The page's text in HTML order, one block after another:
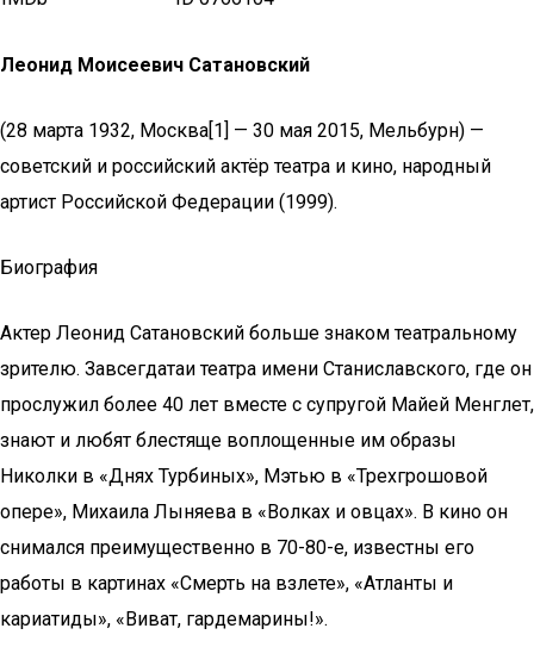
Леонид Моисеевич Сатановский
(28 марта 1932, Москва[1] — 30 мая 2015, Мельбурн) —
советский и российский актёр театра и кино, народный
артист Российской Федерации (1999).
Биография
Актер Леонид Сатановский больше знаком театральному
зрителю. Завсегдатаи театра имени Станиславского, где он
прослужил более 40 лет вместе с супругой Майей Менглет,
знают и любят блестяще воплощенные им образы
Николки в «Днях Турбиных», Мэтью в «Трехгрошовой
опере», Михаила Лыняева в «Волках и овцах». В кино он
снимался преимущественно в 70-80-е, известны его
работы в картинах «Смерть на взлете», «Атланты и
кариатиды», «Виват, гардемарины!».